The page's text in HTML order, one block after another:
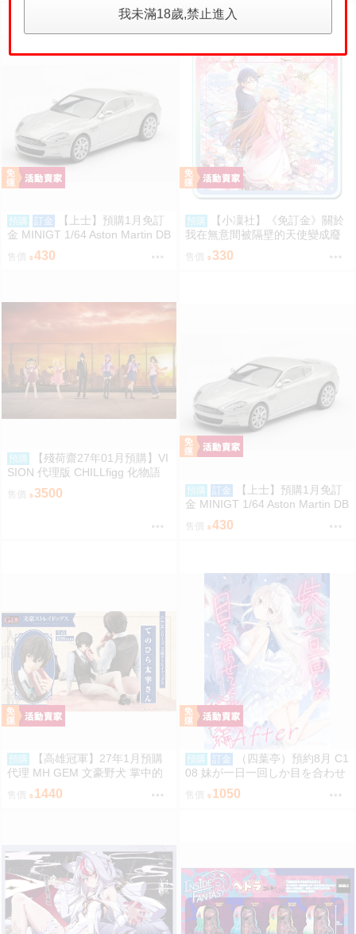
預購 訂金
【上士】預購1月免訂
金 MINIGT 1/64 Aston Martin DB
S 2008 銀2008 右駕 39674 080
售價 430
預購
【小凜社】《免訂金》關於
我在無意間被隔壁的天使變成廢
柴這件事2 椎名真晝 賞櫻 小惡魔
偶像 愚人節 情人節 壓克力杯墊
售價 330
預購
【殘荷齋27年01月預購】VI
SION 代理版 CHILLfigg 化物語
盒玩 中盒6入 0923
售價 3500 預購 訂金
【上士】預購1月免訂
金 MINIGT 1/64 Aston Martin DB
S 2008 銀2008 左駕 39671 080
售價 430
預購
【高雄冠軍】27年1月預購
代理 MH GEM 文豪野犬 掌中的
太宰 太宰治 免訂金0813
售價 1440
預購 訂金
（四葉亭）預約8月 C1
08 妹が一日一回しか目を合わせ
てくれない。After総集編 はまけ
ん。
售價 1050
我未滿18歲,禁止進入